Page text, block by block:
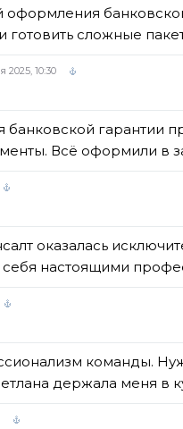
оформления
готовить сложные
2025, 10:30
гарантии
Всё оформили в
оказалась
себя настоящими
команды.
держала меня в